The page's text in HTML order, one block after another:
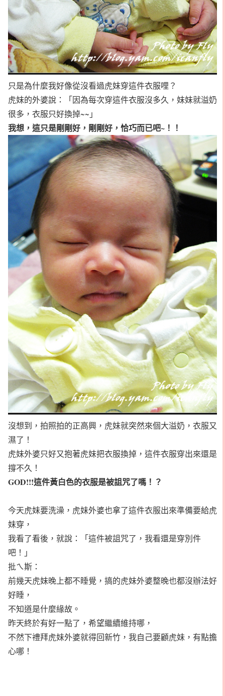
只是為什麼我好像從沒看過虎妹穿這件衣服哩？
虎妹的外婆說：「因為每次穿這件衣服沒多久，妹妹就溢奶
很多，衣服只好換掉~~」
我想，這只是剛剛好，剛剛好，恰巧而已吧~！！
沒想到，拍照拍的正高興，虎妹就突然來個大溢奶，衣服又
濕了！
虎妹外婆只好又抱著虎妹把衣服換掉，這件衣服穿出來還是
撐不久！
GOD!!!這件黃白色的衣服是被詛咒了嗎！？
今天虎妹要洗澡，虎妹外婆也拿了這件衣服出來準備要給虎
妹穿，
我看了看後，就說：「這件被詛咒了，我看還是穿別件
吧！」
批ㄟ斯：
前幾天虎妹晚上都不睡覺，搞的虎妹外婆整晚也都沒辦法好
好睡，
不知道是什麼緣故。
昨天終於有好一點了，希望繼續維持哪，
不然下禮拜虎妹外婆就得回新竹，我自己要顧虎妹，有點擔
心哪！